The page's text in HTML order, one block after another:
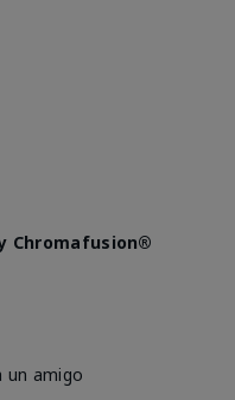
Chromafusion®
un amigo